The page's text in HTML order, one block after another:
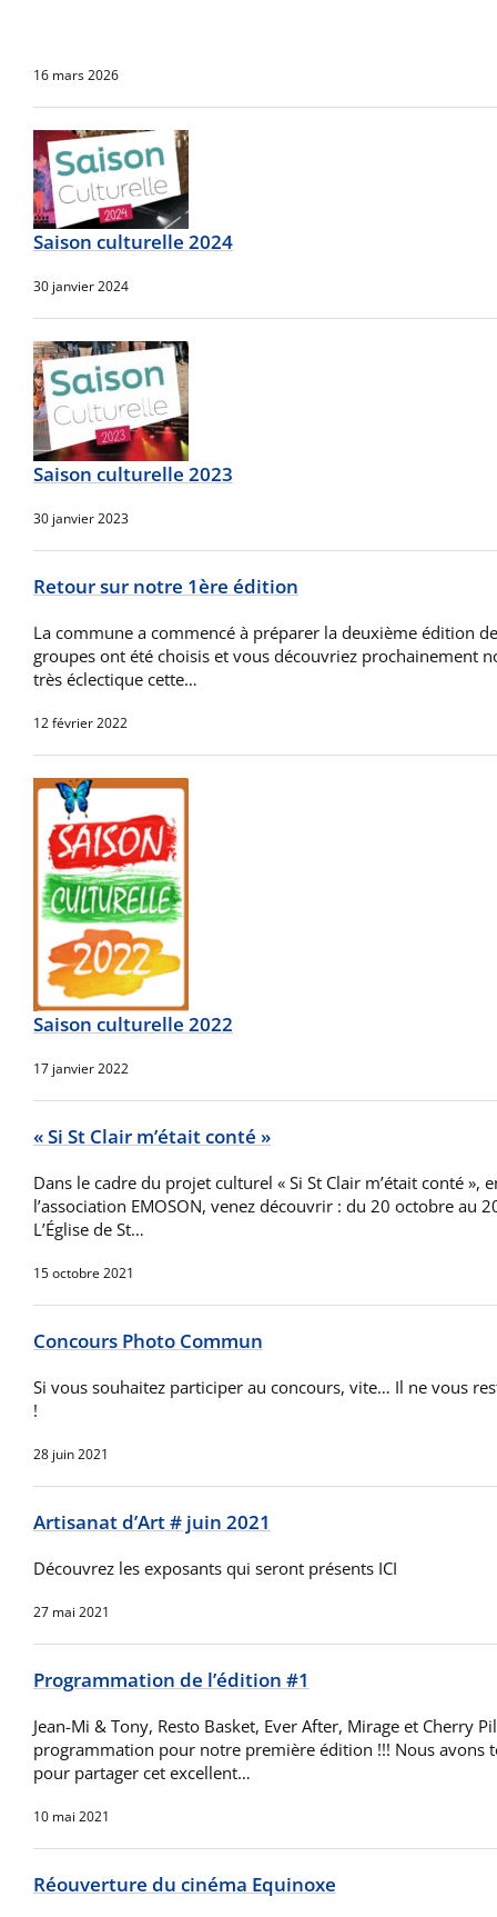
16 mars 2026
Saison culturelle 2024
30 janvier 2024
Saison culturelle 2023
30 janvier 2023
Retour sur notre 1ère édition
La commune a commencé à préparer la deuxième édition
groupes ont été choisis et vous découvriez prochainement
très éclectique cette…
12 février 2022
Saison culturelle 2022
17 janvier 2022
« Si St Clair m’était conté »
Dans le cadre du projet culturel « Si St Clair m’était conté »,
l’association EMOSON, venez découvrir : du 20 octobre au
L’Église de St…
15 octobre 2021
Concours Photo Commun
Si vous souhaitez participer au concours, vite… Il ne vous
!
28 juin 2021
Artisanat d’Art # juin 2021
Découvrez les exposants qui seront présents ICI
27 mai 2021
Programmation de l’édition #1
Jean-Mi & Tony, Resto Basket, Ever After, Mirage et Cherry
programmation pour notre première édition !!! Nous avons
pour partager cet excellent…
10 mai 2021
Réouverture du cinéma Equinoxe